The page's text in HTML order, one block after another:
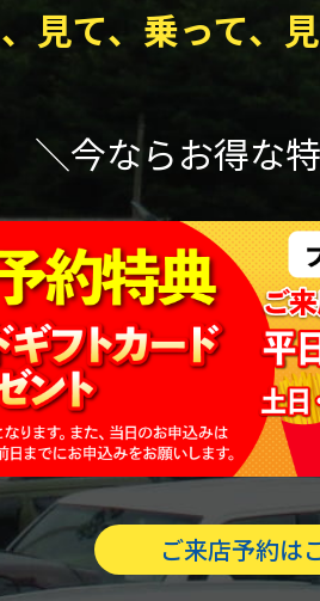
見て、乗って、
＼今ならお得な
ご来店予約は